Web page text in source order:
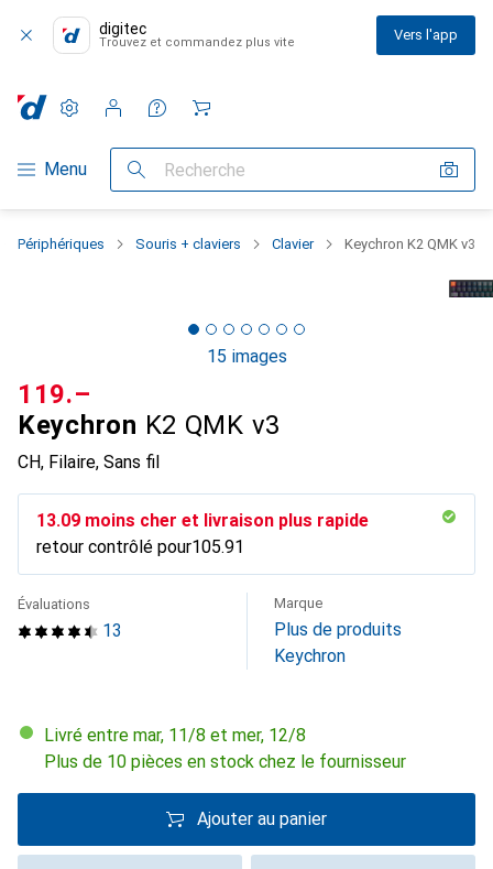
digitec
Trouvez et commandez plus vite Vers l'app
Navigation par catégorie
Menu Recherche
Paramètres
Compte client
Listes de comparaison
Listes d'envies
Panier
Périphériques Souris + claviers Clavier Keychron K2 QMK v3
15 images
Keychron K2 QMK v3
CH, Filaire, Sans fil
CHF
119.–
CHF
13.09 moins cher et livraison plus rapide
retour contrôlé pourCHF
105.91
13
Évaluations Marque
Plus de produits
Keychron
Livré entre mar, 11/8 et mer, 12/8
Plus de 10 pièces en stock chez le fournisseur
Ajouter au panier